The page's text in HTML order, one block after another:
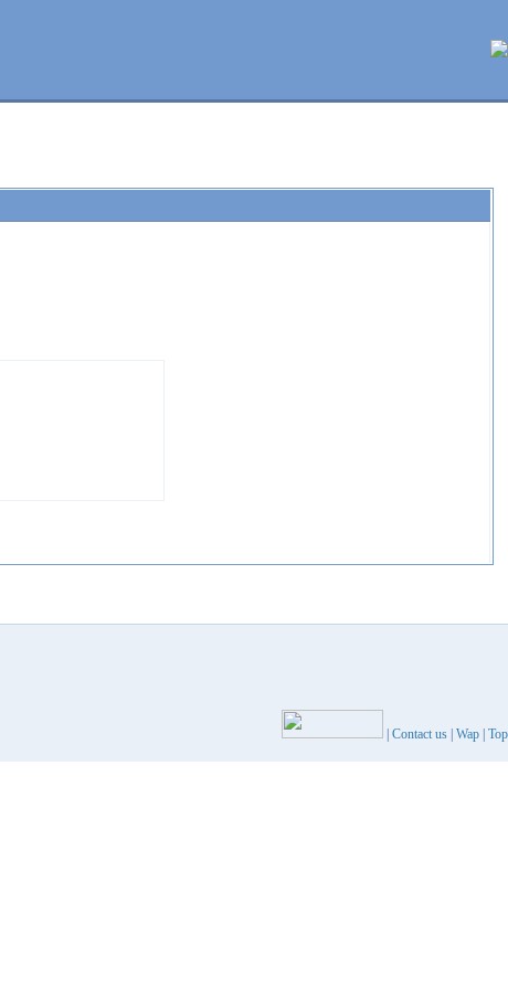
Contact us Wap Top